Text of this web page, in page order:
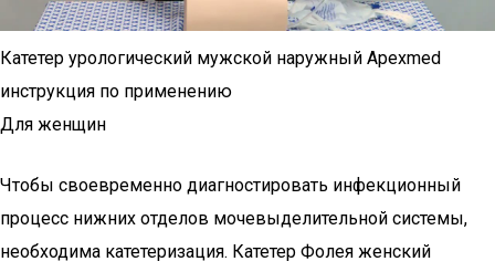
Катетер урологический мужской наружный Apexmed
инструкция по применению
Для женщин
Чтобы своевременно диагностировать инфекционный
процесс нижних отделов мочевыделительной системы,
необходима катетеризация. Катетер Фолея женский